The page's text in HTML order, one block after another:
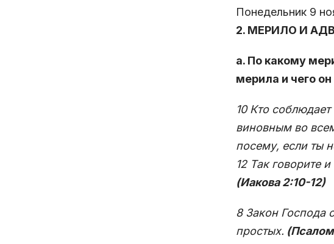
Понедельник 9
2. МЕРИЛО И
а. По какому
мерила и чего
10 Кто
виновным во
посему, если ты
12 Так говорите
(Иакова 2:10-12)
8 Закон Господа
простых.